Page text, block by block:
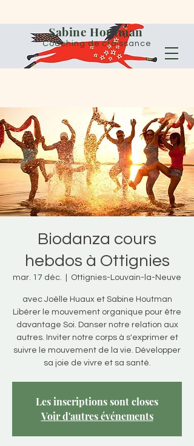
Sabine Houtman
Coaching de croissance
Biodanza cours
hebdos à Ottignies
mar. 17 déc. Ottignies-Louvain-la-Neuve
avec Joëlle Huaux et Sabine Houtman
Libérer le mouvement organique pour être
davantage Soi. Danser notre relation aux
autres. Inviter notre corps à s'exprimer et
suivre le mouvement de la vie. Développer
sa joie de vivre et sa santé.
Les inscriptions sont closes
Voir d'autres événements